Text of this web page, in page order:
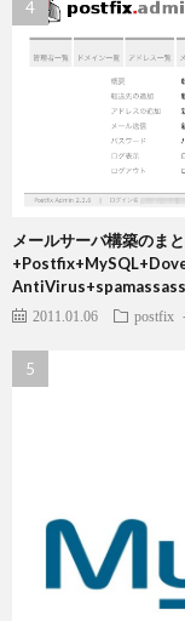
メールサーバ構築のま
2011.01.06 postfix